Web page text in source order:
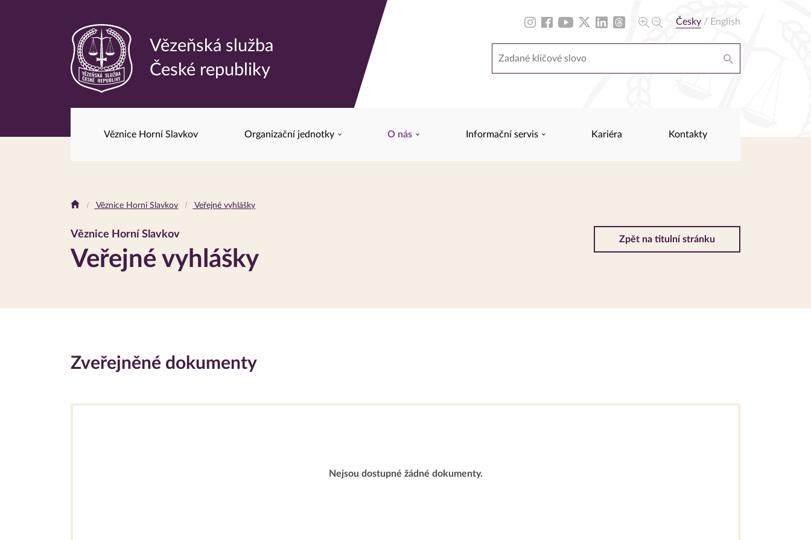
Česky / English
Odkaz
na
Vězeňská služba
České republiky
Věznice Horní Slavkov Organizační jednotky O nás Informační servis Kariéra Kontakty
Drobečková
Věznice Horní Slavkov Veřejné vyhlášky
Věznice Horní Slavkov
Veřejné vyhlášky
Zpět na titulní stránku
Zveřejněné dokumenty
Nejsou dostupné žádné dokumenty.